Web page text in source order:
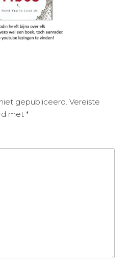
gepubliceerd. Vereiste
met *